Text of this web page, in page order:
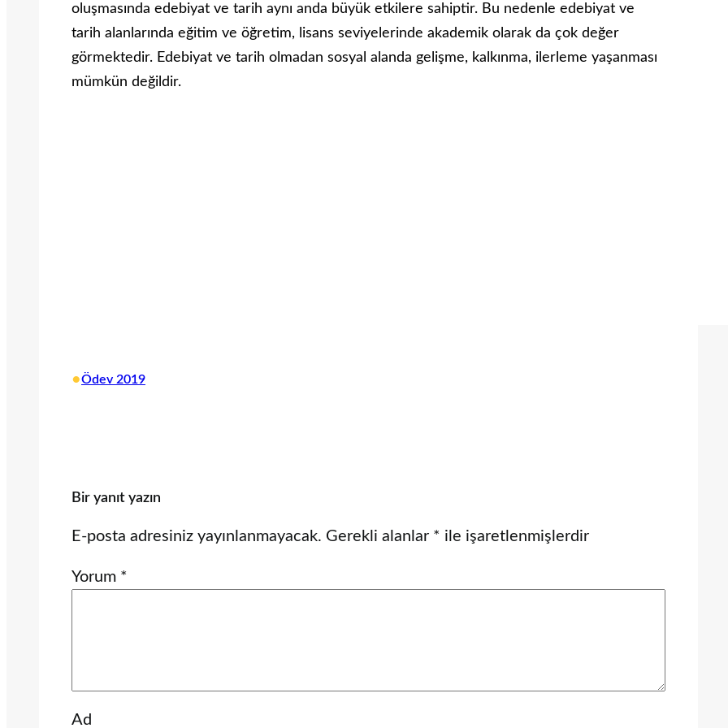
oluşmasında edebiyat ve tarih aynı anda büyük etkilere sahiptir. Bu nedenle edebiyat ve
tarih alanlarında eğitim ve öğretim, lisans seviyelerinde akademik olarak da çok değer
görmektedir. Edebiyat ve tarih olmadan sosyal alanda gelişme, kalkınma, ilerleme yaşanması
mümkün değildir.
•Ödev 2019
Bir yanıt yazın
E-posta adresiniz yayınlanmayacak. Gerekli alanlar * ile işaretlenmişlerdir
Yorum *
Ad